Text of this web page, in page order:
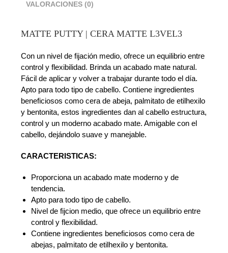
VALORACIONES (0)
MATTE PUTTY | CERA MATTE L3VEL3
Con un nivel de fijación medio, ofrece un equilibrio entre
control y flexibilidad. Brinda un acabado mate natural.
Fácil de aplicar y volver a trabajar durante todo el día.
Apto para todo tipo de cabello. Contiene ingredientes
beneficiosos como cera de abeja, palmitato de etilhexilo
y bentonita, estos ingredientes dan al cabello estructura,
control y un moderno acabado mate. Amigable con el
cabello, dejándolo suave y manejable.
CARACTERISTICAS:
Proporciona un acabado mate moderno y de
tendencia.
Apto para todo tipo de cabello.
Nivel de fijcion medio, que ofrece un equilibrio entre
control y flexibilidad.
Contiene ingredientes beneficiosos como cera de
abejas, palmitato de etilhexilo y bentonita.